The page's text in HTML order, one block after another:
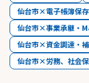
仙台市×電子帳簿保
仙台市×事業承継・
仙台市×資金調達・
仙台市×労務、社会